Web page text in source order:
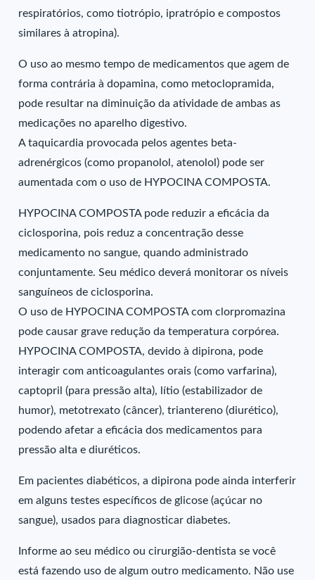
respiratórios, como tiotrópio, ipratrópio e compostos
similares à atropina).
O uso ao mesmo tempo de medicamentos que agem de
forma contrária à dopamina, como metoclopramida,
pode resultar na diminuição da atividade de ambas as
medicações no aparelho digestivo.
A taquicardia provocada pelos agentes beta-
adrenérgicos (como propanolol, atenolol) pode ser
aumentada com o uso de HYPOCINA COMPOSTA.
HYPOCINA COMPOSTA pode reduzir a eficácia da
ciclosporina, pois reduz a concentração desse
medicamento no sangue, quando administrado
conjuntamente. Seu médico deverá monitorar os níveis
sanguíneos de ciclosporina.
O uso de HYPOCINA COMPOSTA com clorpromazina
pode causar grave redução da temperatura corpórea.
HYPOCINA COMPOSTA, devido à dipirona, pode
interagir com anticoagulantes orais (como varfarina),
captopril (para pressão alta), lítio (estabilizador de
humor), metotrexato (câncer), triantereno (diurético),
podendo afetar a eficácia dos medicamentos para
pressão alta e diuréticos.
Em pacientes diabéticos, a dipirona pode ainda interferir
em alguns testes específicos de glicose (açúcar no
sangue), usados para diagnosticar diabetes.
Informe ao seu médico ou cirurgião-dentista se você
está fazendo uso de algum outro medicamento. Não use